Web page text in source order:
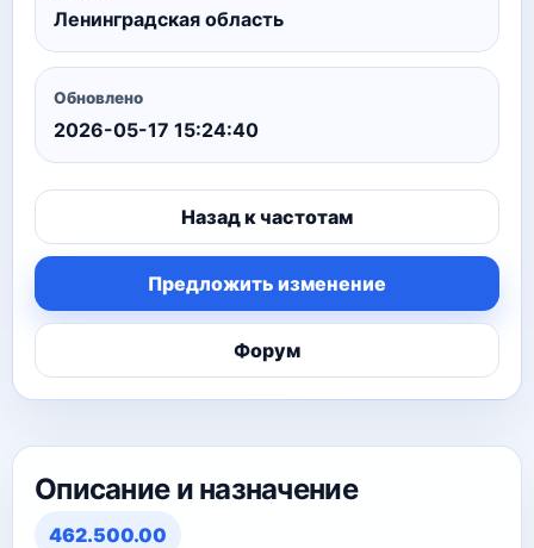
Ленинградская область
Обновлено
2026-05-17 15:24:40
Назад к частотам
Предложить изменение
Форум
Описание и назначение
462.500.00